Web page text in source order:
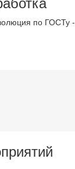
по ГОСТу -